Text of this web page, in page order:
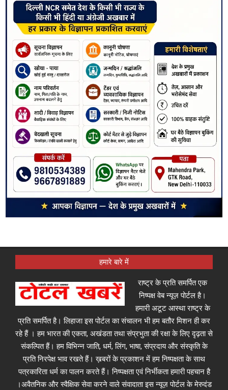
हमारे बारे में
राष्ट्र के प्रति समर्पित एक
निष्पक्ष वेब न्यूज़ पोर्टल है।
हमारी अटूट आस्था राष्ट्र के
प्रति समर्पित है। लिहाजा इस पोर्टल का संचालन भी हम बतौर मिशन ही कर
रहे हैं । हम भारत की एकता, अखंडता तथा संप्रभुता की रक्षा के लिए दृढ़ता से
संकल्पित हैं। हम विभिन्न जाति, धर्म, लिंग, भाषा, संप्रदाय और संस्कृति के
प्रति निरपेक्ष भाव रखते हैं। ख़बरों के प्रकाशन में हम निष्पक्षता के साथ
पत्रकारिता धर्म का पालन करते हैं। निष्पक्षता एवं निर्भीकता हमारी पहचान है
।अवैतनिक और स्वैक्षिक सेवा करने वाले संवादाता इस न्यूज़ पोर्टल के मेरुदंड